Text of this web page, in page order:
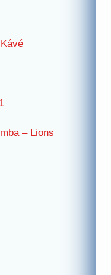
– Lions